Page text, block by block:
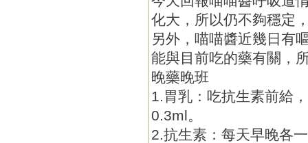
化大，所以仍不夠穩定
另外，喵喵醬近幾日有
能與目前吃的藥有關，
晚藥晚班
1.胃乳：吃抗生素前給
0.3ml。
2.抗生素：每天早晚各